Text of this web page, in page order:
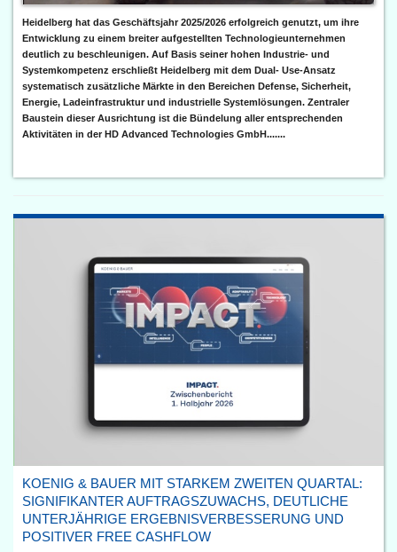
Heidelberg hat das Geschäftsjahr 2025/2026 erfolgreich genutzt, um ihre
Entwicklung zu einem breiter aufgestellten Technologieunternehmen
deutlich zu beschleunigen. Auf Basis seiner hohen Industrie- und
Systemkompetenz erschließt Heidelberg mit dem Dual- Use-Ansatz
systematisch zusätzliche Märkte in den Bereichen Defense, Sicherheit,
Energie, Ladeinfrastruktur und industrielle Systemlösungen. Zentraler
Baustein dieser Ausrichtung ist die Bündelung aller entsprechenden
Aktivitäten in der HD Advanced Technologies GmbH.......
KOENIG & BAUER MIT STARKEM ZWEITEN QUARTAL:
SIGNIFIKANTER AUFTRAGSZUWACHS, DEUTLICHE
UNTERJÄHRIGE ERGEBNISVERBESSERUNG UND
POSITIVER FREE CASHFLOW